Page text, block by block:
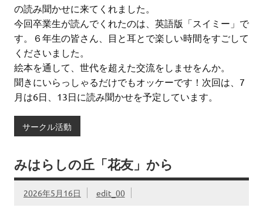
の読み聞かせに来てくれました。
今回卒業生が読んでくれたのは、英語版「スイミー」で
す。６年生の皆さん、目と耳とで楽しい時間をすごして
くださいました。
絵本を通して、世代を超えた交流をしませをんか。
聞きにいらっしゃるだけでもオッケーです！次回は、7
月は6日、13日に読み聞かせを予定しています。
サークル活動
みはらしの丘「花友」から
2026年5月16日 edit_00